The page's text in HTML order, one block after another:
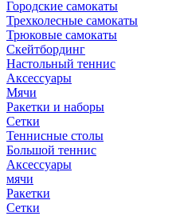
Городские самокаты
Трехколесные самокаты
Трюковые самокаты
Скейтбординг
Настольный теннис
Аксессуары
Мячи
Ракетки и наборы
Сетки
Теннисные столы
Большой теннис
Аксессуары
мячи
Ракетки
Сетки